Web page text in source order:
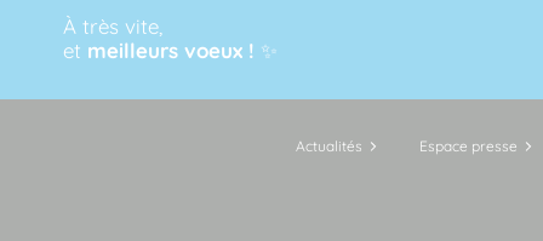
À très vite,
et meilleurs voeux ! ✨
Actualités Espace presse